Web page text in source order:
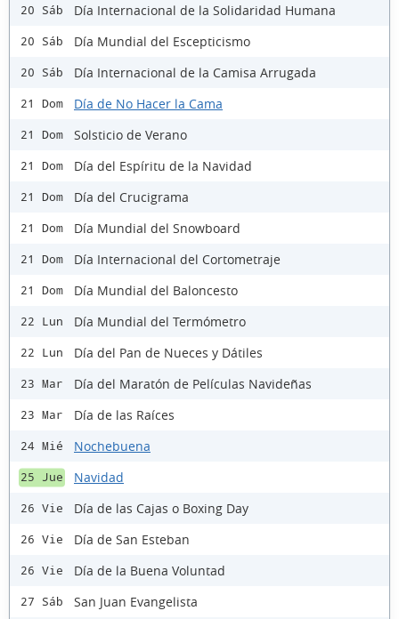
20 Sáb Día Internacional de la Solidaridad Humana
20 Sáb Día Mundial del Escepticismo
20 Sáb Día Internacional de la Camisa Arrugada
21 Dom Día de No Hacer la Cama
21 Dom Solsticio de Verano
21 Dom Día del Espíritu de la Navidad
21 Dom Día del Crucigrama
21 Dom Día Mundial del Snowboard
21 Dom Día Internacional del Cortometraje
21 Dom Día Mundial del Baloncesto
22 Lun Día Mundial del Termómetro
22 Lun Día del Pan de Nueces y Dátiles
23 Mar Día del Maratón de Películas Navideñas
23 Mar Día de las Raíces
24 Mié Nochebuena
25 Jue Navidad
26 Vie Día de las Cajas o Boxing Day
26 Vie Día de San Esteban
26 Vie Día de la Buena Voluntad
27 Sáb San Juan Evangelista